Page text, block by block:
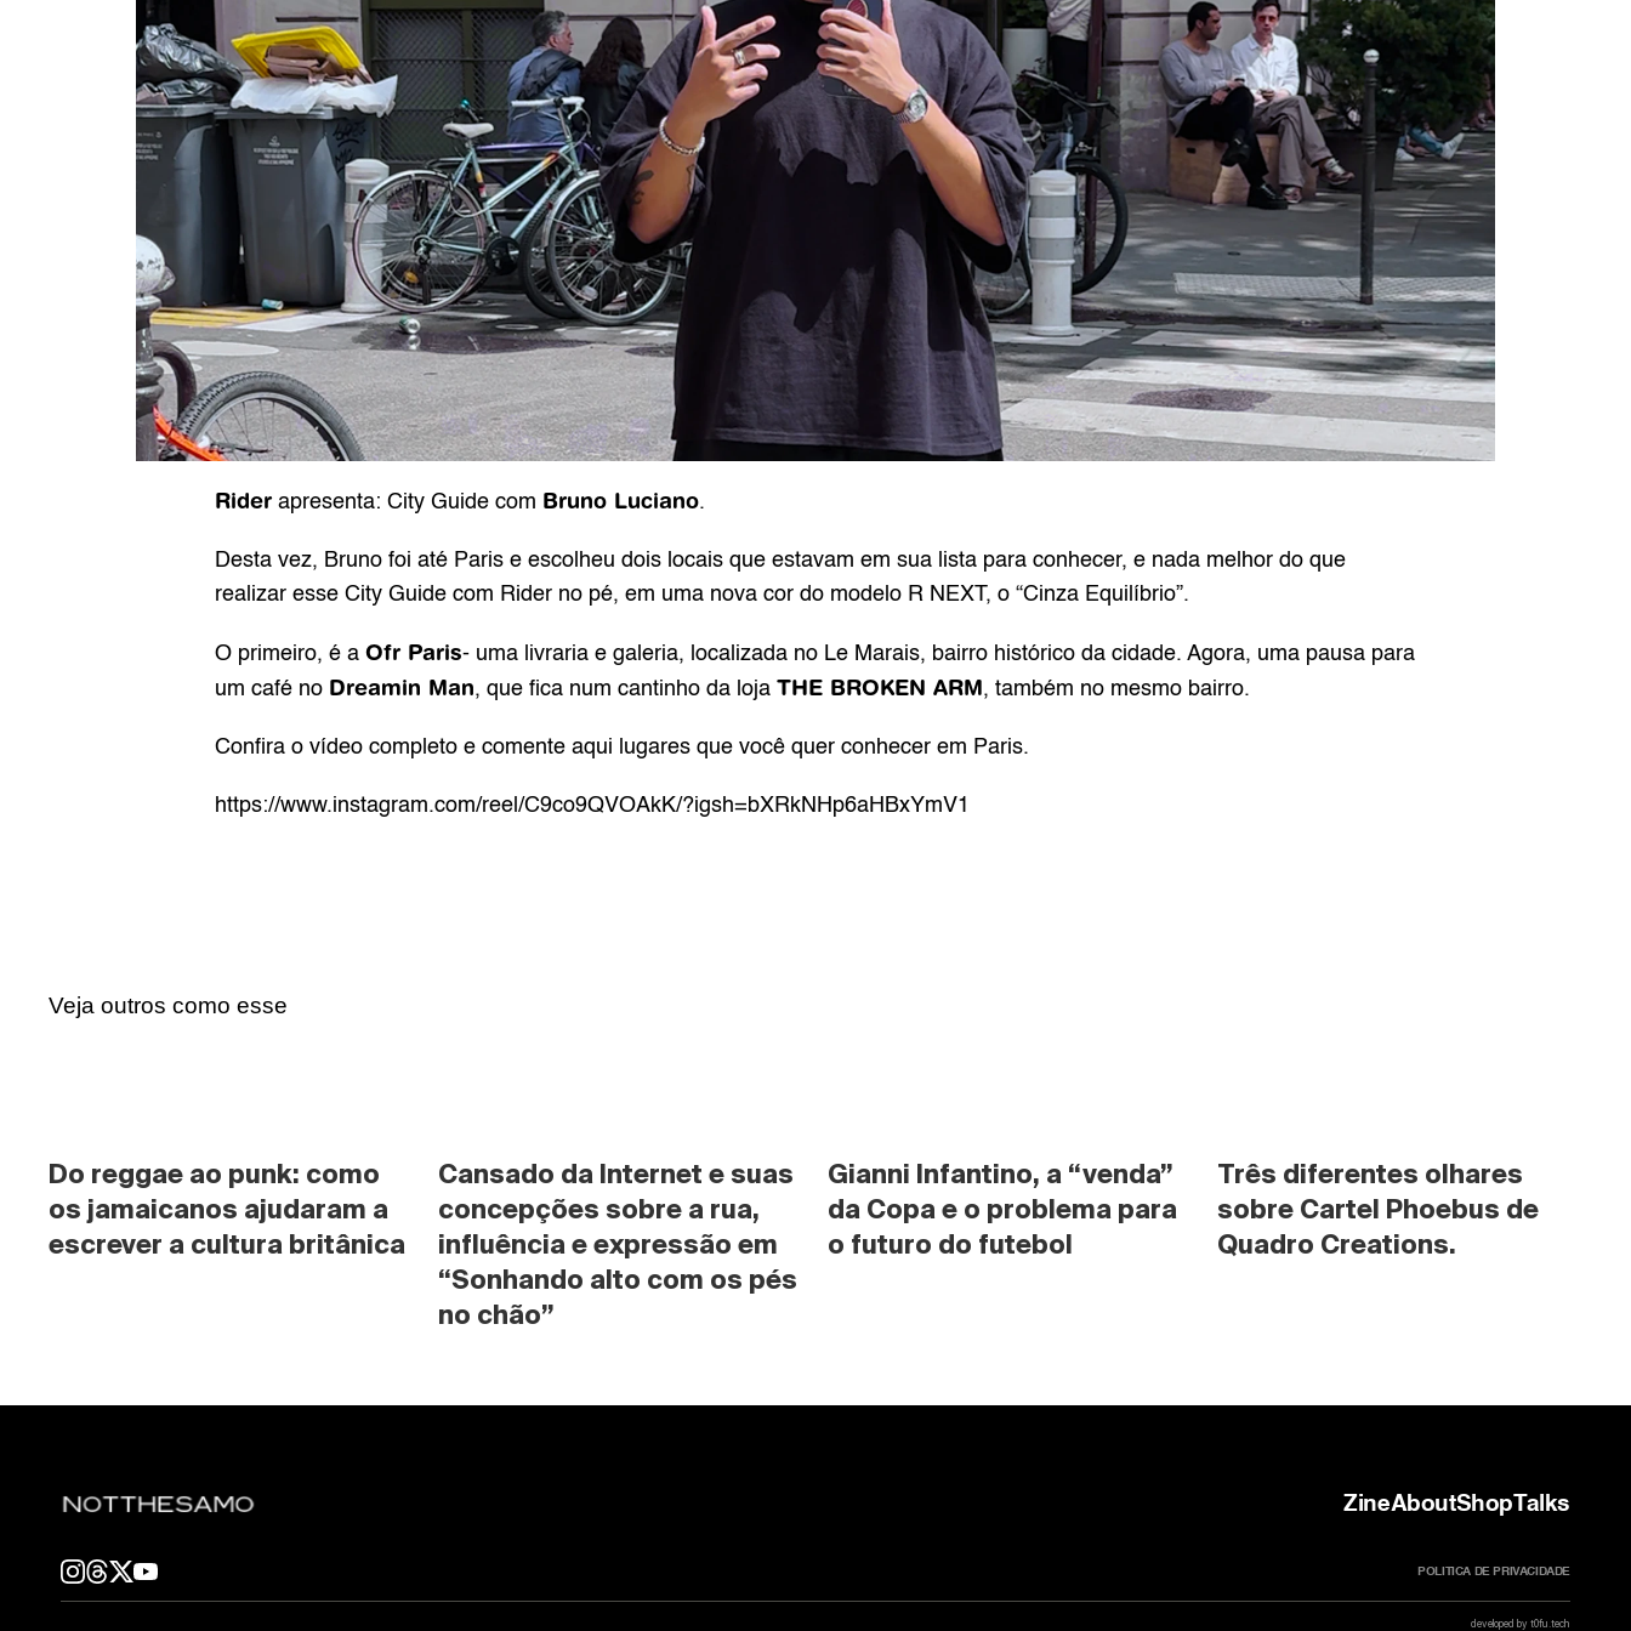
Rider apresenta: City Guide com Bruno Luciano.
Desta vez, Bruno foi até Paris e escolheu dois locais que estavam em sua lista para conhecer, e nada melhor do que
realizar esse City Guide com Rider no pé, em uma nova cor do modelo R NEXT, o “Cinza Equilíbrio”.
O primeiro, é a Ofr Paris- uma livraria e galeria, localizada no Le Marais, bairro histórico da cidade. Agora, uma pausa para
um café no Dreamin Man, que fica num cantinho da loja THE BROKEN ARM, também no mesmo bairro.
Confira o vídeo completo e comente aqui lugares que você quer conhecer em Paris.
https://www.instagram.com/reel/C9co9QVOAkK/?igsh=bXRkNHp6aHBxYmV1
Veja outros como esse
Do reggae ao punk: como
os jamaicanos ajudaram a
escrever a cultura britânica
Cansado da Internet e suas
concepções sobre a rua,
influência e expressão em
“Sonhando alto com os pés
no chão”
Gianni Infantino, a “venda”
da Copa e o problema para
o futuro do futebol
Três diferentes olhares
sobre Cartel Phoebus de
Quadro Creations.
ZineAboutShopTalks
POLITICA DE PRIVACIDADE
developed by t0fu.tech